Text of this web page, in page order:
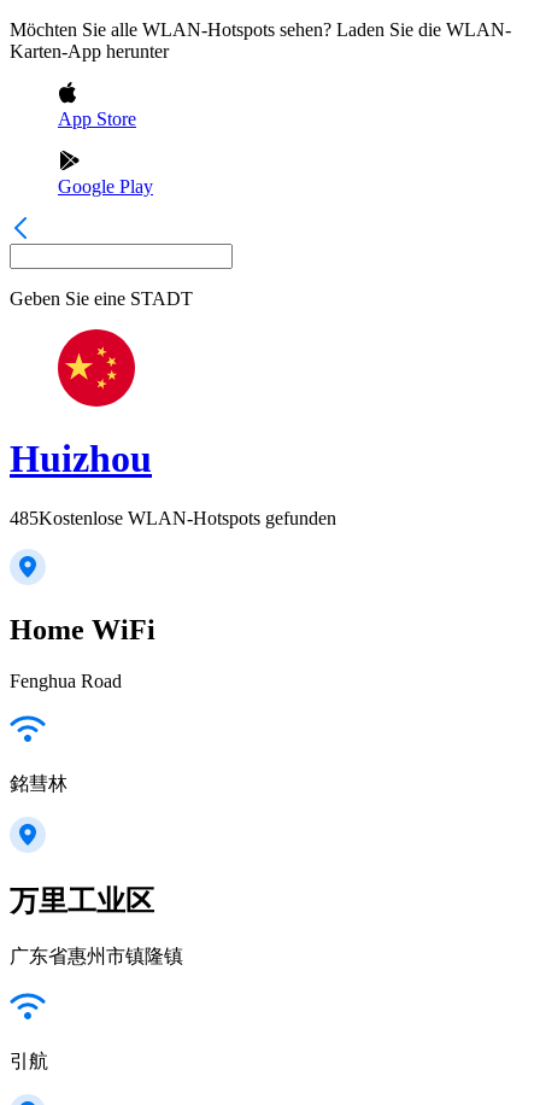
Möchten Sie alle WLAN-Hotspots sehen? Laden Sie die WLAN-
Karten-App herunter
App Store
Google Play
Geben Sie eine STADT
Huizhou
485Kostenlose WLAN-Hotspots gefunden
Home WiFi
Fenghua Road
銘彗林
万里工业区
广东省惠州市镇隆镇
引航